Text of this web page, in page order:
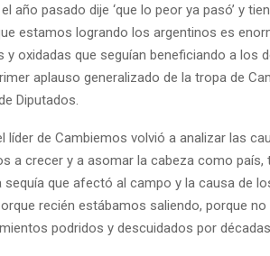
año pasado dije ‘que lo peor ya pasó’ y
estamos logrando los argentinos es
oxidadas que seguían beneficiando a los
aplauso generalizado de la tropa de
Diputados.
líder de Cambiemos volvió a analizar las
a crecer y a asomar la cabeza como país,
sequía que afectó al campo y la causa de
recién estábamos saliendo, porque no
podridos y descuidados por